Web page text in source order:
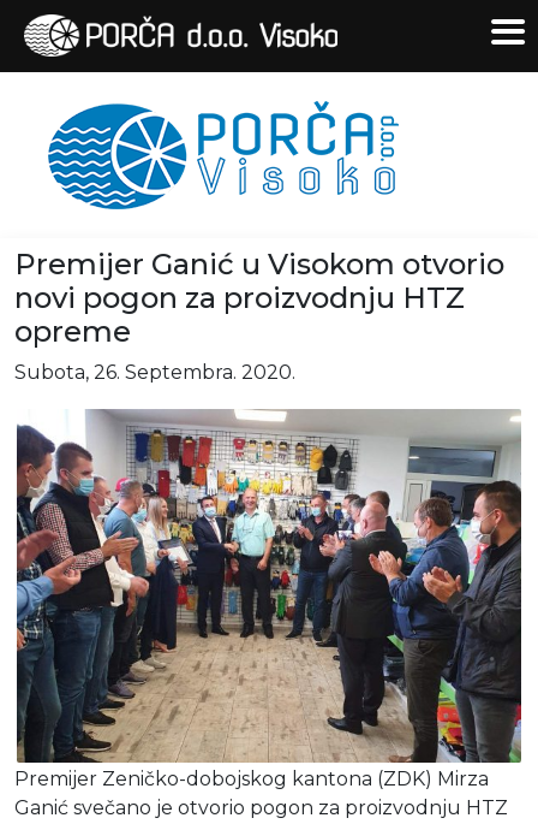
Premijer Ganić u Visokom otvorio
novi pogon za proizvodnju HTZ
opreme
Subota, 26. Septembra. 2020.
Premijer Zeničko-dobojskog kantona (ZDK) Mirza
Ganić svečano je otvorio pogon za proizvodnju HTZ